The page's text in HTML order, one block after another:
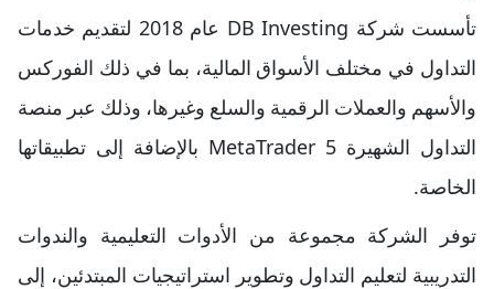
تأسست شركة DB Investing عام 2018 لتقديم خدمات
التداول في مختلف الأسواق المالية، بما في ذلك الفوركس
والأسهم والعملات الرقمية والسلع وغيرها، وذلك عبر منصة
التداول الشهيرة MetaTrader 5 بالإضافة إلى تطبيقاتها
الخاصة.
توفر الشركة مجموعة من الأدوات التعليمية والندوات
التدريبية لتعليم التداول وتطوير استراتيجيات المبتدئين، إلى